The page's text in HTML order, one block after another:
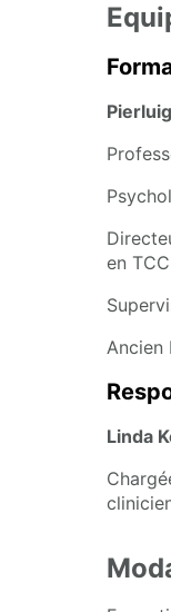
en
Ancien
Linda